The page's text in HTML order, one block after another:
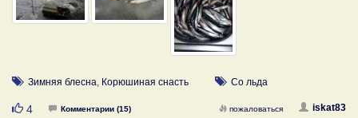
Зимняя блесна, Корюшиная снасть Со льда
Нравится
4 Комментарии (15) iskat83
пожаловаться